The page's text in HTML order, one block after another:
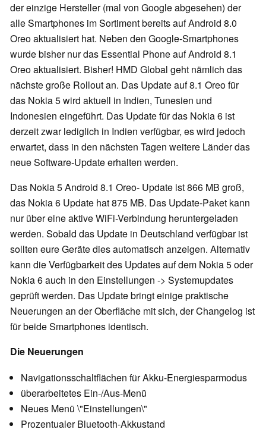
der einzige Hersteller (mal von Google abgesehen) der
alle Smartphones im Sortiment bereits auf Android 8.0
Oreo aktualisiert hat. Neben den Google-Smartphones
wurde bisher nur das Essential Phone auf Android 8.1
Oreo aktualisiert. Bisher! HMD Global geht nämlich das
nächste große Rollout an. Das Update auf 8.1 Oreo für
das Nokia 5 wird aktuell in Indien, Tunesien und
Indonesien eingeführt. Das Update für das Nokia 6 ist
derzeit zwar lediglich in Indien verfügbar, es wird jedoch
erwartet, dass in den nächsten Tagen weitere Länder das
neue Software-Update erhalten werden.
Das Nokia 5 Android 8.1 Oreo- Update ist 866 MB groß,
das Nokia 6 Update hat 875 MB. Das Update-Paket kann
nur über eine aktive WiFi-Verbindung heruntergeladen
werden. Sobald das Update in Deutschland verfügbar ist
sollten eure Geräte dies automatisch anzeigen. Alternativ
kann die Verfügbarkeit des Updates auf dem Nokia 5 oder
Nokia 6 auch in den Einstellungen -> Systemupdates
geprüft werden. Das Update bringt einige praktische
Neuerungen an der Oberfläche mit sich, der Changelog ist
für beide Smartphones identisch.
Die Neuerungen
Navigationsschaltflächen für Akku-Energiesparmodus
überarbeitetes Ein-/Aus-Menü
Neues Menü \"Einstellungen\"
Prozentualer Bluetooth-Akkustand